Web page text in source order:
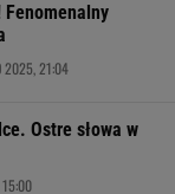
Fenomenalny
2025, 21:04
Ostre słowa w